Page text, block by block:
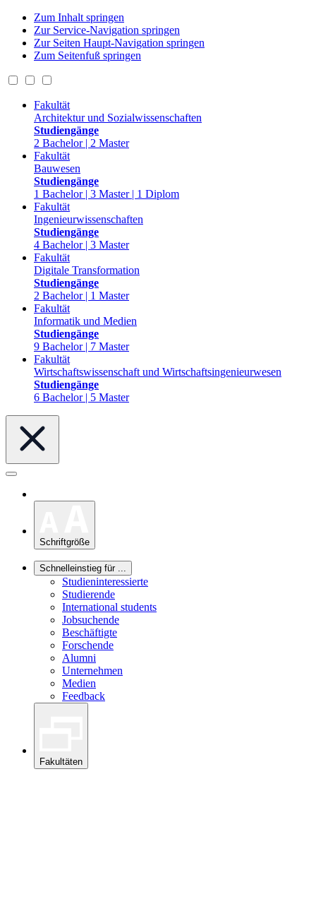
Zum Inhalt springen
Zur Service-Navigation springen
Zur Seiten Haupt-Navigation springen
Zum Seitenfuß springen
Fakultät
Architektur und Sozialwissenschaften
Studiengänge
2 Bachelor | 2 Master
Fakultät
Bauwesen
Studiengänge
1 Bachelor | 3 Master | 1 Diplom
Fakultät
Ingenieurwissenschaften
Studiengänge
4 Bachelor | 3 Master
Fakultät
Digitale Transformation
Studiengänge
2 Bachelor | 1 Master
Fakultät
Informatik und Medien
Studiengänge
9 Bachelor | 7 Master
Fakultät
Wirtschaftswissenschaft und Wirtschaftsingenieurwesen
Studiengänge
6 Bachelor | 5 Master
Schriftgröße
Schnelleinstieg für ...
Studieninteressierte
Studierende
International students
Jobsuchende
Beschäftigte
Forschende
Alumni
Unternehmen
Medien
Feedback
Fakultäten